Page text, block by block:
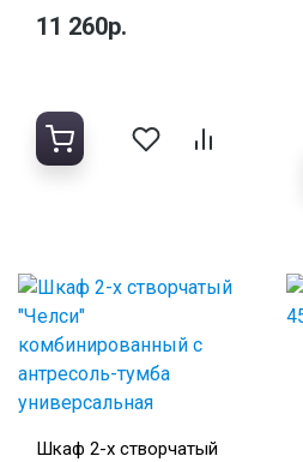
11 260р.
Шкаф 2-х створчатый